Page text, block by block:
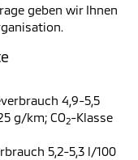
geben wir Ihnen
4,9-5,5
g/km; CO2-Klasse
5,2-5,3 l/100